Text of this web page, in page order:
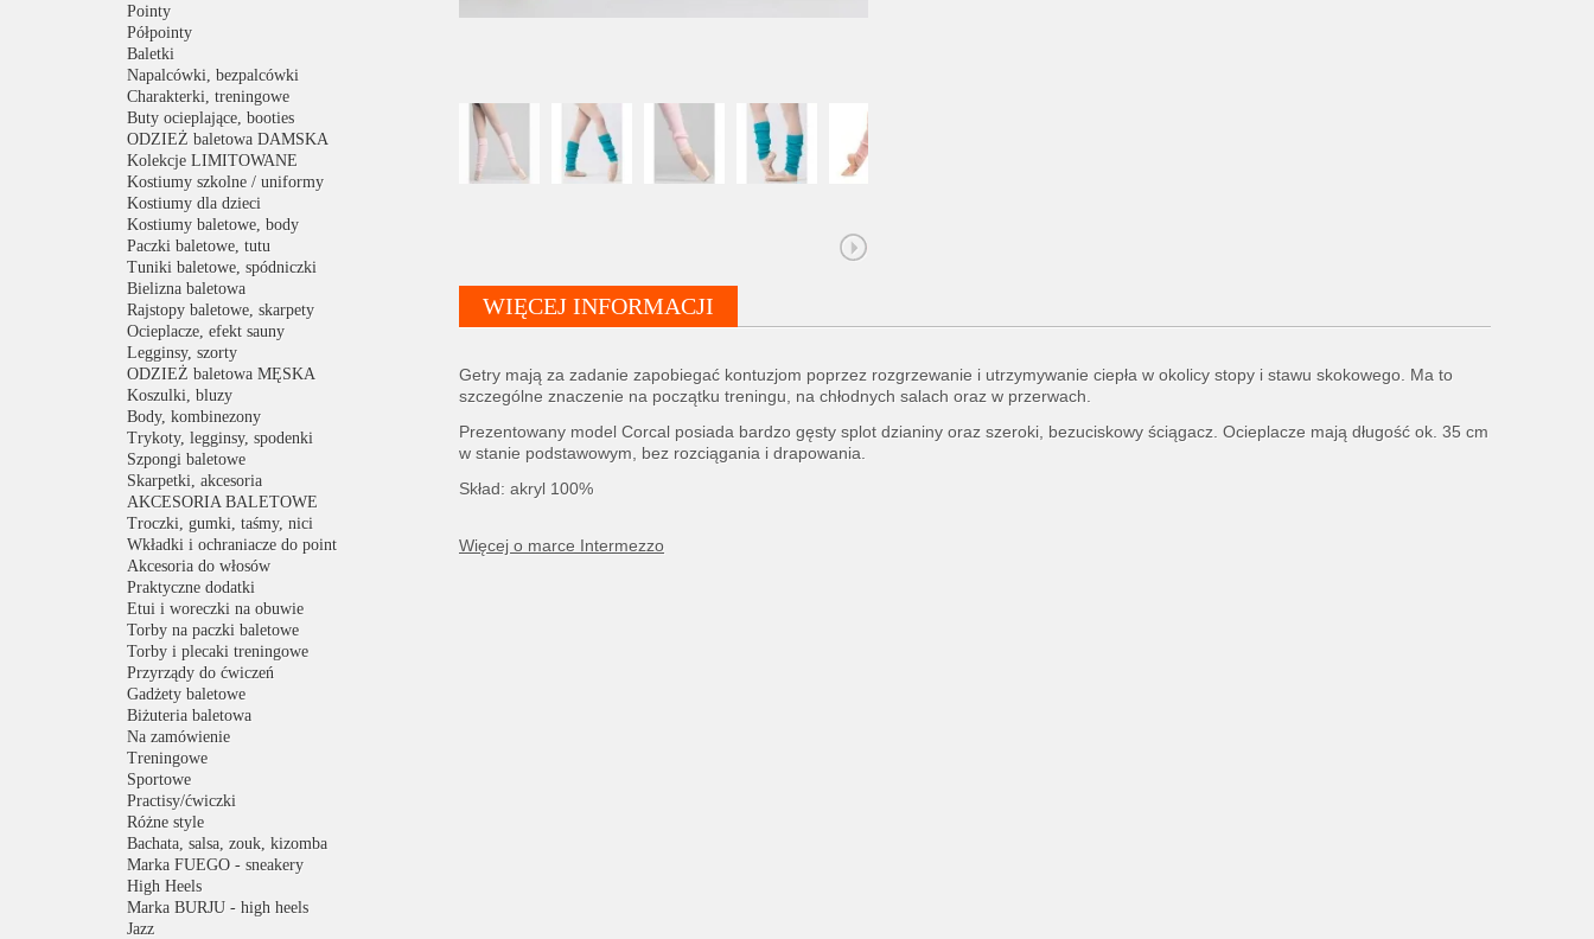
Pointy
Półpointy
Baletki
Napalcówki, bezpalcówki
Charakterki, treningowe
Buty ocieplające, booties
ODZIEŻ baletowa DAMSKA
Kolekcje LIMITOWANE
Kostiumy szkolne / uniformy
Kostiumy dla dzieci
Kostiumy baletowe, body
Paczki baletowe, tutu
Tuniki baletowe, spódniczki
Bielizna baletowa
Rajstopy baletowe, skarpety
Ocieplacze, efekt sauny
Legginsy, szorty
ODZIEŻ baletowa MĘSKA
Koszulki, bluzy
Body, kombinezony
Trykoty, legginsy, spodenki
Szpongi baletowe
Skarpetki, akcesoria
AKCESORIA BALETOWE
Troczki, gumki, taśmy, nici
Wkładki i ochraniacze do point
Akcesoria do włosów
Praktyczne dodatki
Etui i woreczki na obuwie
Torby na paczki baletowe
Torby i plecaki treningowe
Przyrządy do ćwiczeń
Gadżety baletowe
Biżuteria baletowa
Na zamówienie
Treningowe
Sportowe
Practisy/ćwiczki
Różne style
Bachata, salsa, zouk, kizomba
Marka FUEGO - sneakery
High Heels
Marka BURJU - high heels
Jazz
WIĘCEJ INFORMACJI
Getry mają za zadanie zapobiegać kontuzjom poprzez rozgrzewanie i utrzymywanie ciepła w okolicy stopy i stawu skokowego. Ma to
szczególne znaczenie na początku treningu, na chłodnych salach oraz w przerwach.
Prezentowany model Corcal posiada bardzo gęsty splot dzianiny oraz szeroki, bezuciskowy ściągacz. Ocieplacze mają długość ok. 35 cm
w stanie podstawowym, bez rozciągania i drapowania.
Skład: akryl 100%
Więcej o marce Intermezzo